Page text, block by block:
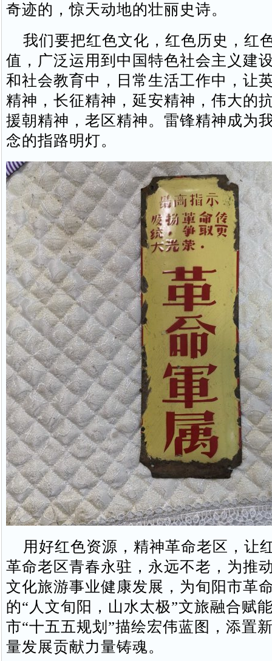
奇迹的，惊天动地的壮丽史诗。
我们要把红色文化，红色历史，红
值，广泛运用到中国特色社会主义建
和社会教育中，日常生活工作中，让
精神，长征精神，延安精神，伟大的
援朝精神，老区精神。雷锋精神成为
念的指路明灯。
用好红色资源，精神革命老区，让
革命老区青春永驻，永远不老，为推
文化旅游事业健康发展，为旬阳市革
的“人文旬阳，山水太极”文旅融合赋
市“十五五规划”描绘宏伟蓝图，添置
量发展贡献力量铸魂。